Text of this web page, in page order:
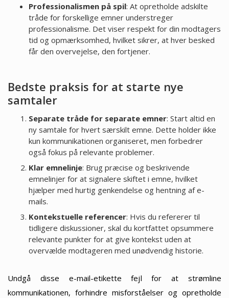
Professionalismen på spil: At opretholde adskilte
tråde for forskellige emner understreger
professionalisme. Det viser respekt for din modtagers
tid og opmærksomhed, hvilket sikrer, at hver besked
får den overvejelse, den fortjener.
Bedste praksis for at starte nye
samtaler
Separate tråde for separate emner: Start altid en
ny samtale for hvert særskilt emne. Dette holder ikke
kun kommunikationen organiseret, men forbedrer
også fokus på relevante problemer.
Klar emnelinje: Brug præcise og beskrivende
emnelinjer for at signalere skiftet i emne, hvilket
hjælper med hurtig genkendelse og hentning af e-
mails.
Kontekstuelle referencer: Hvis du refererer til
tidligere diskussioner, skal du kortfattet opsummere
relevante punkter for at give kontekst uden at
overvælde modtageren med unødvendig historie.
Undgå disse e-mail-etikette fejl for at strømline
kommunikationen, forhindre misforståelser og opretholde